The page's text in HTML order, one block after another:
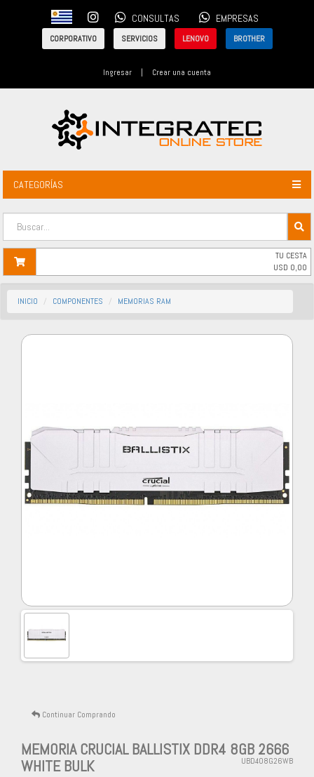
CONSULTAS EMPRESAS
CORPORATIVO SERVICIOS LENOVO BROTHER
Ingresar | Crear una cuenta
CATEGORÍAS
TU CESTA
USD 0,00
INICIO COMPONENTES MEMORIAS RAM
Continuar Comprando
MEMORIA CRUCIAL BALLISTIX DDR4 8GB 2666
WHITE BULK
UBD408G26WB